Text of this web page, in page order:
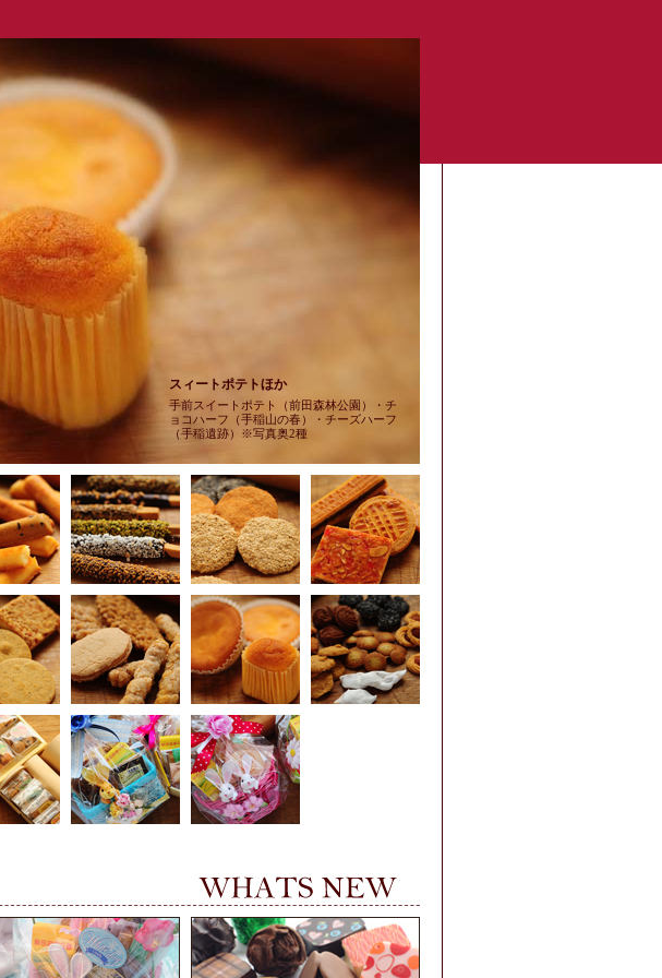
スィートポテトほか
手前スイートポテト（前田森林公園）・チ
ョコハーフ（手稲山の春）・チーズハーフ
（手稲遺跡）※写真奥2種